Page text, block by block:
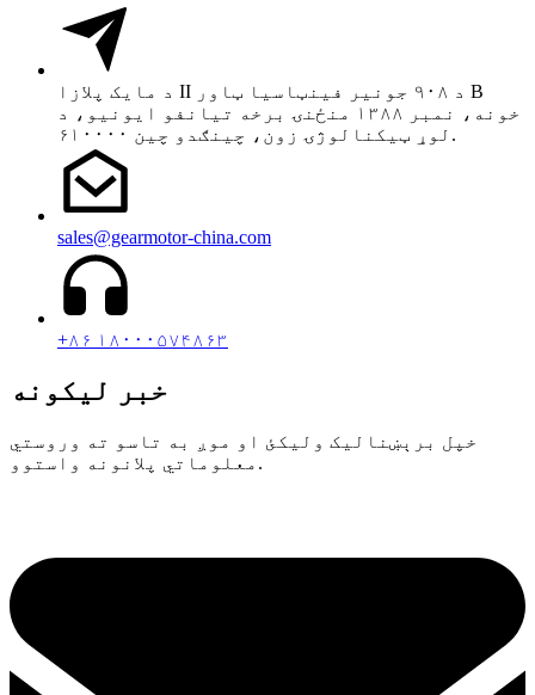
د مایک پلازا II د ۹۰۸ جونیر فینټاسیا ټاور B
خونه، نمبر ۱۳۸۸ منځنۍ برخه تیانفو ایونیو، د
لوړ ټیکنالوژۍ زون، چینګدو چین ۶۱۰۰۰۰.
sales@gearmotor-china.com
+۸۶ ۱۸۰۰۰۵۷۴۸۶۳
خبر لیکونه
خپل برېښنالیک ولیکئ او موږ به تاسو ته وروستي
معلوماتي پلانونه واستوو.